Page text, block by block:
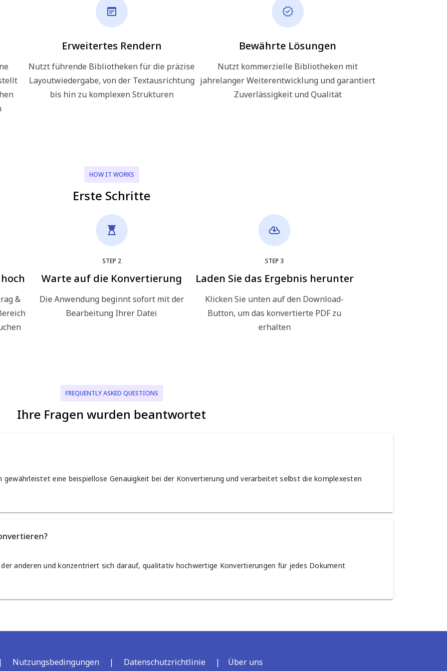
Erweitertes Rendern
Nutzt führende Bibliotheken für die präzise
Layoutwiedergabe, von der Textausrichtung
bis hin zu komplexen Strukturen
Bewährte Lösungen
Nutzt kommerzielle Bibliotheken mit
jahrelanger Weiterentwicklung und garantiert
Zuverlässigkeit und Qualität
HOW IT WORKS
Erste Schritte
&
STEP 2
Warte auf die Konvertierung
Die Anwendung beginnt sofort mit der
Bearbeitung Ihrer Datei
STEP3
Laden Sie das Ergebnis herunter
Klicken Sie unten auf den Download-
Button, um das konvertierte PDF zu
erhalten
FREQUENTLY ASKED QUESTIONS
Ihre Fragen wurden beantwortet
gewährleistet eine beispiellose Genauigkeit bei der Konvertierung und verarbeitet selbst die komplexesten
anderen und konzentriert sich darauf, qualitativ hochwertige Konvertierungen für jedes Dokument
Nutzungsbedingungen | Datenschutzrichtlinie | Über uns